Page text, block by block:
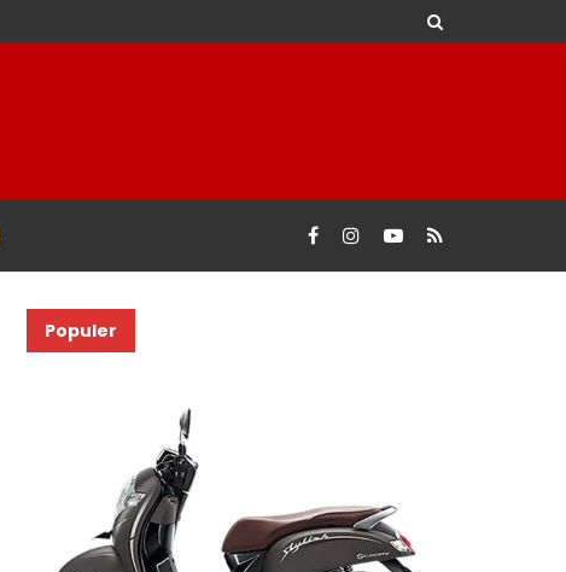
Populer